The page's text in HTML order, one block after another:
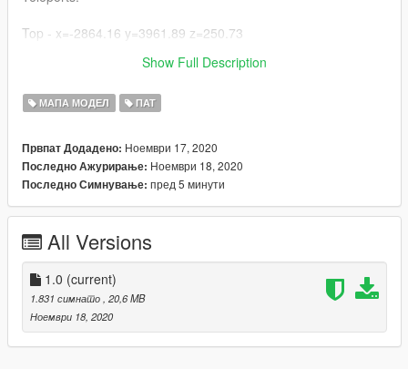
Top - x=-2864.16 y=3961.89 z=250.73
Bottom - x=-2880.42 y=3589.67 z=9.05
Show Full Description
МАПА МОДЕЛ ПАТ
Првпат Додадено: Ноември 17, 2020
Последно Ажурирање: Ноември 18, 2020
Последно Симнување: пред 5 минути
All Versions
1.0 (current)
1.831 симнато , 20,6 MB
Ноември 18, 2020